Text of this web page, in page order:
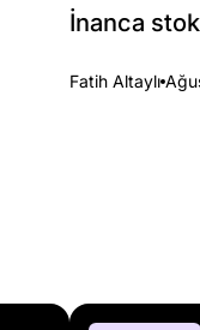
İnanca
Fatih Altaylı